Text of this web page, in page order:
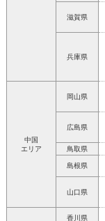
滋賀県
兵庫県
中国
エリア
岡山県
広島県
鳥取県
島根県
山口県
香川県